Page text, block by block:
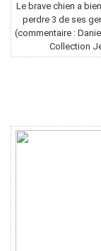
Le brave chien a
perdre 3 de ses
(commentaire :
Collection